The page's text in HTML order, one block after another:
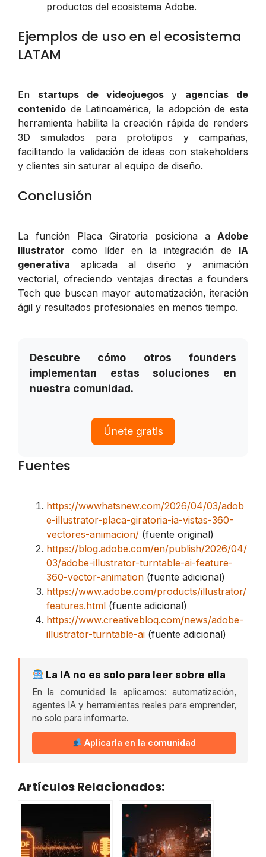
productos del ecosistema Adobe.
Ejemplos de uso en el ecosistema
LATAM
En startups de videojuegosy agencias de
contenido de Latinoamérica, la adopción de esta
herramienta habilita la creación rápida de renders
3D simulados para prototipos y campañas,
facilitando la validación de ideas con stakeholders
y clientes sin saturar al equipo de diseño.
Conclusión
La función Placa Giratoria posiciona a Adobe
Illustrator como líder en la integración de IA
generativa aplicada al diseño y animación
vectorial, ofreciendo ventajas directas a founders
Tech que buscan mayor automatización, iteración
ágil y resultados profesionales en menos tiempo.
Descubre cómo otros founders
implementan estas soluciones en
nuestra comunidad.
Únete gratis
Fuentes
https://wwwhatsnew.com/2026/04/03/adob
e-illustrator-placa-giratoria-ia-vistas-360-
vectores-animacion/ (fuente original)
https://blog.adobe.com/en/publish/2026/04/
03/adobe-illustrator-turntable-ai-feature-
360-vector-animation (fuente adicional)
https://www.adobe.com/products/illustrator/
features.html (fuente adicional)
https://www.creativebloq.com/news/adobe-
illustrator-turntable-ai (fuente adicional)
La IA no es solo para leer sobre ella
En la comunidad la aplicamos: automatización,
agentes IA y herramientas reales para emprender,
no solo para informarte.
Aplicarla en la comunidad
Artículos Relacionados: